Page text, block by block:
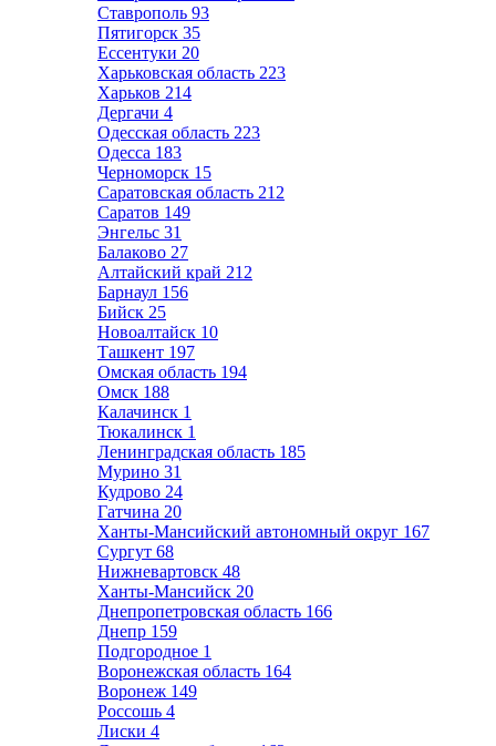
Ставрополь 93
Пятигорск 35
Ессентуки 20
Харьковская область 223
Харьков 214
Дергачи 4
Одесская область 223
Одесса 183
Черноморск 15
Саратовская область 212
Саратов 149
Энгельс 31
Балаково 27
Алтайский край 212
Барнаул 156
Бийск 25
Новоалтайск 10
Ташкент 197
Омская область 194
Омск 188
Калачинск 1
Тюкалинск 1
Ленинградская область 185
Мурино 31
Кудрово 24
Гатчина 20
Ханты-Мансийский автономный округ 167
Сургут 68
Нижневартовск 48
Ханты-Мансийск 20
Днепропетровская область 166
Днепр 159
Подгородное 1
Воронежская область 164
Воронеж 149
Россошь 4
Лиски 4